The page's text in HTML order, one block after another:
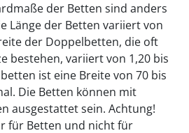
der Betten sind anders
Länge der Betten variiert von
der Doppelbetten, die oft
bestehen, variiert von 1,20 bis
ist eine Breite von 70 bis
Die Betten können mit
ausgestattet sein. Achtung!
für Betten und nicht für